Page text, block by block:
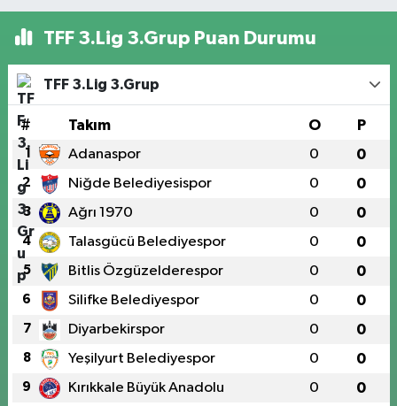
TFF 3.Lig 3.Grup Puan Durumu
TFF 3.Lig 3.Grup
# Takım O P
1 Adanaspor 0 0
2 Niğde Belediyesispor 0 0
3 Ağrı 1970 0 0
4 Talasgücü Belediyespor 0 0
5 Bitlis Özgüzelderespor 0 0
6 Silifke Belediyespor 0 0
7 Diyarbekirspor 0 0
8 Yeşilyurt Belediyespor 0 0
9 Kırıkkale Büyük Anadolu 0 0